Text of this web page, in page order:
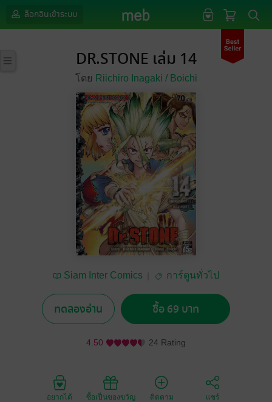
ล็อกอินเข้าระบบ
DR.STONE เล่ม 14
โดย Riichiro Inagaki / Boichi
Siam Inter Comics การ์ตูนทั่วไป
ทดลองอ่าน ซื้อ 69 บาท
4.50 24 Rating
อยากได้ ซื้อเป็นของขวัญ ติดตาม แชร์